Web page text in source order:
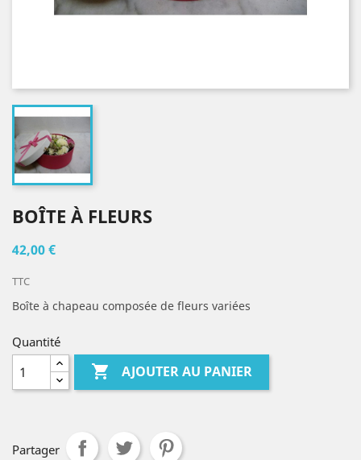
BOÎTE À FLEURS
42,00 €
TTC
Boîte à chapeau composée de fleurs variées
Quantité
 AJOUTER AU PANIER
Partager